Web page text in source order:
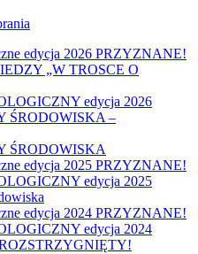
edycja 2026 PRZYZNANE!
„W TROSCE O
edycja 2026
ŚRODOWISKA –
ŚRODOWISKA
edycja 2025 PRZYZNANE!
edycja 2025
edycja 2024 PRZYZNANE!
edycja 2024